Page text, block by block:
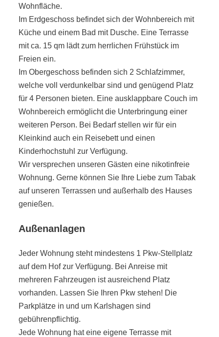
Wohnfläche.
Im Erdgeschoss befindet sich der Wohnbereich mit
Küche und einem Bad mit Dusche. Eine Terrasse
mit ca. 15 qm lädt zum herrlichen Frühstück im
Freien ein.
Im Obergeschoss befinden sich 2 Schlafzimmer,
welche voll verdunkelbar sind und genügend Platz
für 4 Personen bieten. Eine ausklappbare Couch im
Wohnbereich ermöglicht die Unterbringung einer
weiteren Person. Bei Bedarf stellen wir für ein
Kleinkind auch ein Reisebett und einen
Kinderhochstuhl zur Verfügung.
Wir versprechen unseren Gästen eine nikotinfreie
Wohnung. Gerne können Sie Ihre Liebe zum Tabak
auf unseren Terrassen und außerhalb des Hauses
genießen.
Außenanlagen
Jeder Wohnung steht mindestens 1 Pkw-Stellplatz
auf dem Hof zur Verfügung. Bei Anreise mit
mehreren Fahrzeugen ist ausreichend Platz
vorhanden. Lassen Sie Ihren Pkw stehen! Die
Parkplätze in und um Karlshagen sind
gebührenpflichtig.
Jede Wohnung hat eine eigene Terrasse mit